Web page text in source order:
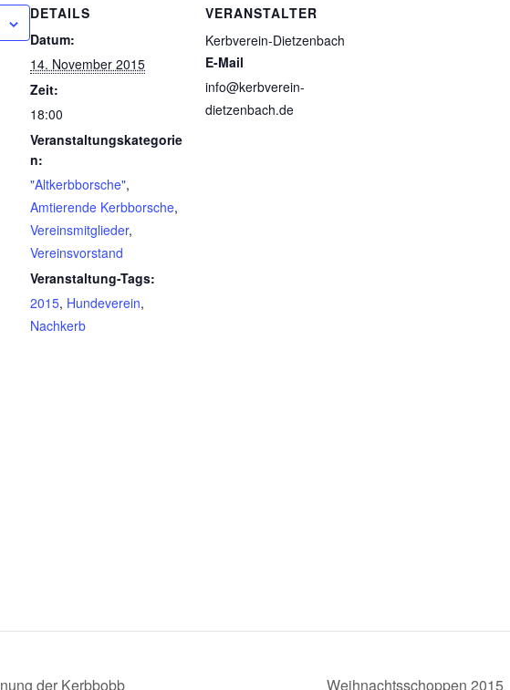
DETAILS
Datum:
14. November 2015
Zeit:
18:00
Veranstaltungskategorie
n:
"Altkerbborsche",
Amtierende Kerbborsche,
Vereinsmitglieder,
Vereinsvorstand
Veranstaltung-Tags:
2015, Hundeverein,
Nachkerb
VERANSTALTER
Kerbverein-Dietzenbach
E-Mail
info@kerbverein-
dietzenbach.de
der Kerbbobb Weihnachtsschoppen 2015